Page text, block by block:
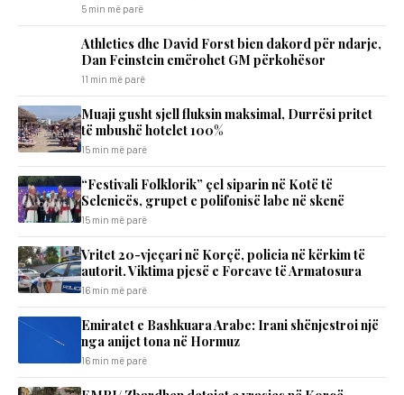
5 min më parë
Athletics dhe David Forst bien dakord për ndarje,
Dan Feinstein emërohet GM përkohësor
11 min më parë
Muaji gusht sjell fluksin maksimal, Durrësi pritet
të mbushë hotelet 100%
15 min më parë
“Festivali Folklorik” çel siparin në Kotë të
Selenicës, grupet e polifonisë labe në skenë
15 min më parë
Vritet 20-vjeçari në Korçë, policia në kërkim të
autorit. Viktima pjesë e Forcave të Armatosura
16 min më parë
Emiratet e Bashkuara Arabe: Irani shënjestroi një
nga anijet tona në Hormuz
16 min më parë